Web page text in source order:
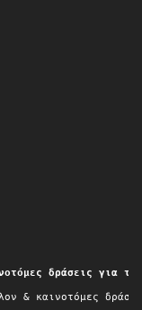
δράσεις για
& καινοτόμες